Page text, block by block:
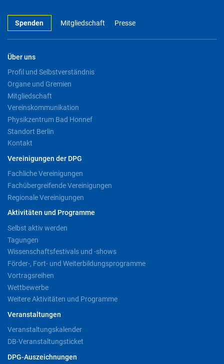
Spenden Mitgliedschaft Presse
Über uns
Profil und Selbstverständnis
Organe und Gremien
Mitgliedschaft
Vereinskommunikation
Physikzentrum Bad Honnef
Standort Berlin
Kontakt
Vereinigungen der DPG
Fachliche Vereinigungen
Fachübergreifende Vereinigungen
Regionale Vereinigungen
Aktivitäten und Programme
Selbst aktiv werden
Tagungen
Wissenschaftsfestivals und -shows
Förder-, Fort- und Weiterbildungsprogramme
Vortragsreihen
Wettbewerbe
Weitere Aktivitäten und Programme
Veranstaltungen
Veranstaltungskalender
DB-Veranstaltungsticket
DPG-Auszeichnungen